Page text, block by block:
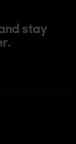
stay